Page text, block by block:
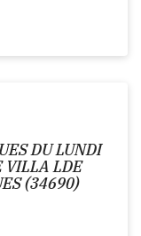
DU LUNDI
VILLA LDE
(34690)